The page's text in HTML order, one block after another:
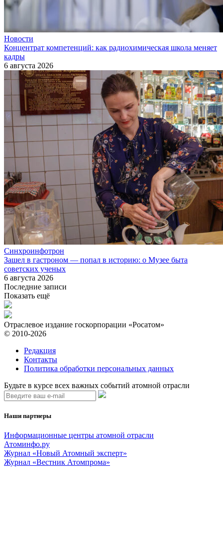
Новости
Концентрат компетенций: как радиохимическая школа меняет
кадры
6 августа 2026
Синхроинфотрон
Зашел в гастроном — попал в историю: о Музее быта
советских ученых
6 августа 2026
Последние записи
Показать ещё
Отраслевое издание госкорпорации «Росатом»
© 2010-2026
Редакция
Контакты
Политика обработки персональных данных
Будьте в курсе всех важных событий атомной отрасли
Наши партнеры
Информационные центры атомной отрасли
Атоминфо.ру
Журнал «Новый Атомный эксперт»
Журнал «Вестник Атомпрома»